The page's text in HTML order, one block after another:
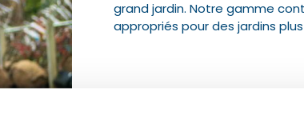
grand jardin. Notre gamme
appropriés pour des jardins